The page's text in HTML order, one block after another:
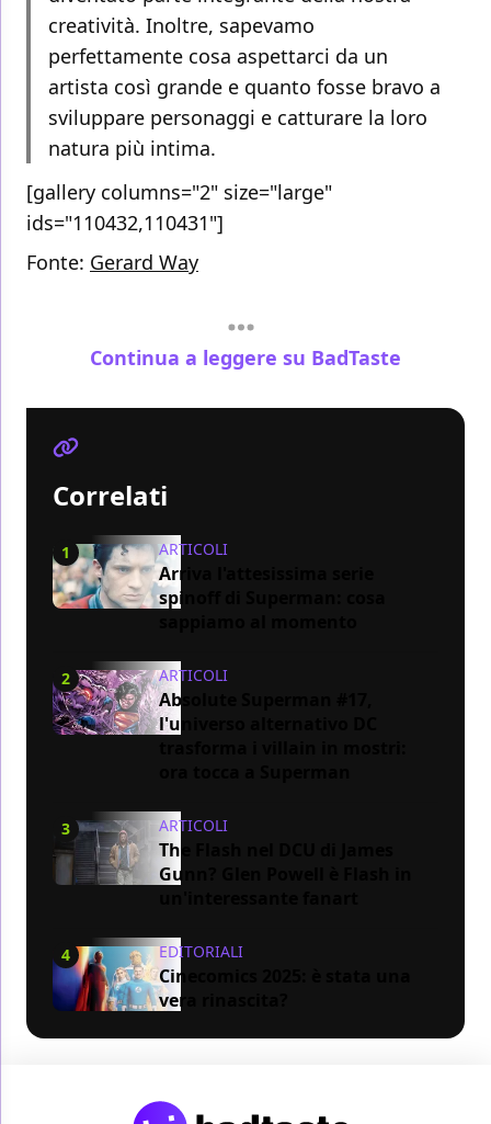
creatività. Inoltre, sapevamo
perfettamente cosa aspettarci da un
artista così grande e quanto fosse bravo a
sviluppare personaggi e catturare la loro
natura più intima.
[gallery columns="2" size="large"
ids="110432,110431"]
Fonte: Gerard Way
Continua a leggere su BadTaste
Correlati
1 ARTICOLI
Arriva l'attesissima serie
spinoff di Superman: cosa
2 ARTICOLI
Absolute Superman #17,
l'universo alternativo DC
3 ARTICOLI
The Flash nel DCU di James
Gunn? Glen Powell è Flash in
4 EDITORIALI
Cinecomics 2025: è stata una
vera rinascita?